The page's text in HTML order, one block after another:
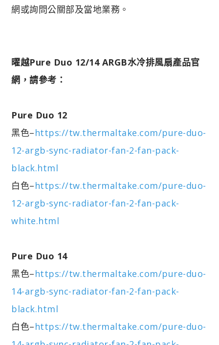
網或詢問公關部及當地業務。
曜越Pure Duo 12/14 ARGB水冷排風扇產品官
網，請參考：
Pure Duo 12
黑色–https://tw.thermaltake.com/pure-duo-
12-argb-sync-radiator-fan-2-fan-pack-
black.html
白色–https://tw.thermaltake.com/pure-duo-
12-argb-sync-radiator-fan-2-fan-pack-
white.html
Pure Duo 14
黑色–https://tw.thermaltake.com/pure-duo-
14-argb-sync-radiator-fan-2-fan-pack-
black.html
白色–https://tw.thermaltake.com/pure-duo-